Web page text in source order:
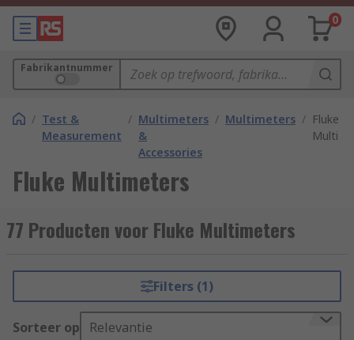
0
Fabrikantnummer
/ Test &
Measurement
/ Multimeters
&
Accessories
/ Multimeters / Fluke
Fluke Multimeters
77 Producten voor Fluke Multimeters
Filters (1)
Sorteer op Relevantie